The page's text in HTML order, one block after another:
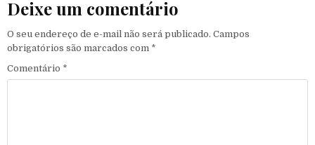
Deixe um comentário
O seu endereço de e-mail não será publicado. Campos
obrigatórios são marcados com *
Comentário *